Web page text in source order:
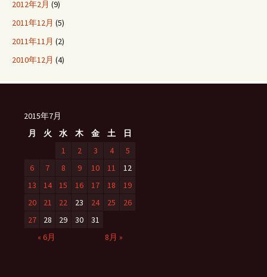
2012年2月 (9)
2011年12月 (5)
2011年11月 (2)
2010年12月 (4)
2015年7月
月
火 水 木 金 土
日
1
2 3 4
5
6
7 8 9 10 11
12
13
14 15 16 17 18
19
20
21 22 23 24 25
26
27
28 29 30
31
« 6月
8月 »